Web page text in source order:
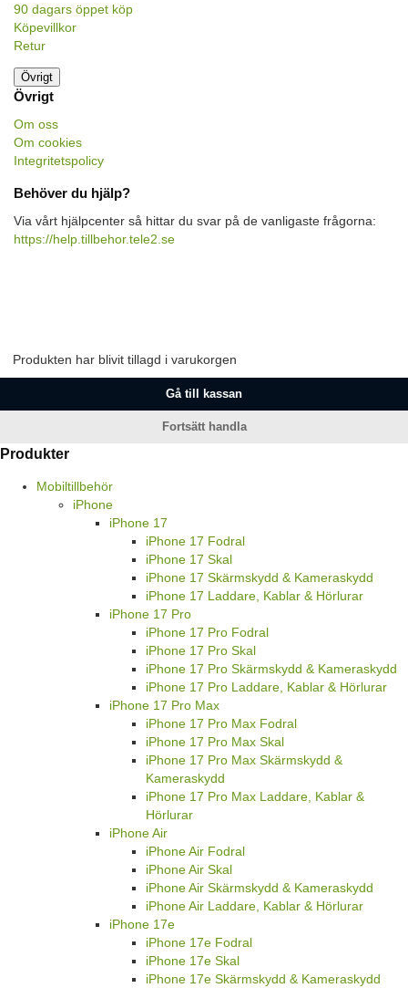
90 dagars öppet köp
Köpevillkor
Retur
Övrigt
Övrigt
Om oss
Om cookies
Integritetspolicy
Behöver du hjälp?
Via vårt hjälpcenter så hittar du svar på de vanligaste frågorna:
https://help.tillbehor.tele2.se
Produkten har blivit tillagd i varukorgen
Gå till kassan
Fortsätt handla
Produkter
Mobiltillbehör
iPhone
iPhone 17
iPhone 17 Fodral
iPhone 17 Skal
iPhone 17 Skärmskydd & Kameraskydd
iPhone 17 Laddare, Kablar & Hörlurar
iPhone 17 Pro
iPhone 17 Pro Fodral
iPhone 17 Pro Skal
iPhone 17 Pro Skärmskydd & Kameraskydd
iPhone 17 Pro Laddare, Kablar & Hörlurar
iPhone 17 Pro Max
iPhone 17 Pro Max Fodral
iPhone 17 Pro Max Skal
iPhone 17 Pro Max Skärmskydd &
Kameraskydd
iPhone 17 Pro Max Laddare, Kablar &
Hörlurar
iPhone Air
iPhone Air Fodral
iPhone Air Skal
iPhone Air Skärmskydd & Kameraskydd
iPhone Air Laddare, Kablar & Hörlurar
iPhone 17e
iPhone 17e Fodral
iPhone 17e Skal
iPhone 17e Skärmskydd & Kameraskydd